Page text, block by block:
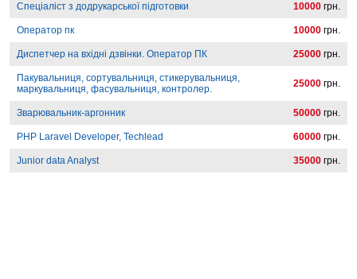
Спеціаліст з додрукарської підготовки 10000 грн.
Оператор пк 10000 грн.
Диспетчер на вхідні дзвінки. Оператор ПК 25000 грн.
Пакувальниця, сортувальниця, стикерувальниця,
маркувальниця, фасувальниця, контролер.
25000 грн.
Зварювальник-аргонник 50000 грн.
PHP Laravel Developer, Techlead 60000 грн.
Junior data Analyst 35000 грн.